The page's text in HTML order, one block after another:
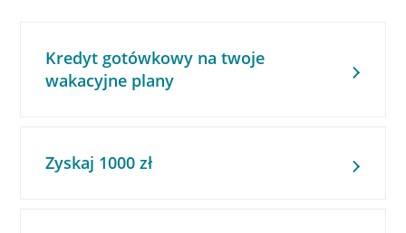
Kredyt gotówkowy na twoje
wakacyjne plany
Zyskaj 1000 zł